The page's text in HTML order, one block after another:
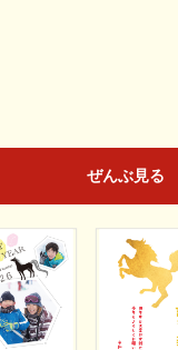
ぜんぶ見る